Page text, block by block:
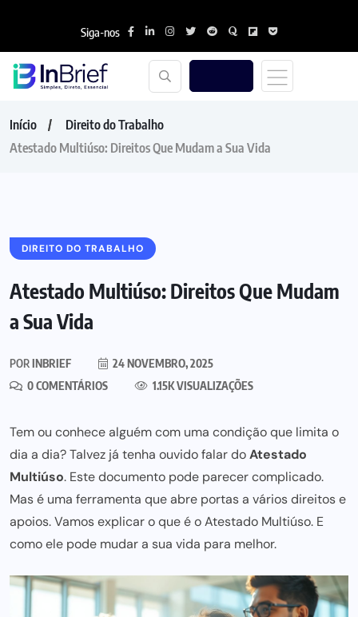
Siga-nos
Início
Direito do Trabalho
Atestado Multiúso: Direitos Que Mudam a Sua Vida
DIREITO DO TRABALHO
Atestado Multiúso: Direitos Que Mudam
a Sua Vida
PORINBRIEF
24 NOVEMBRO, 2025
0 COMENTÁRIOS
1.15K VISUALIZAÇÕES
Tem ou conhece alguém com uma condição que limita o
dia a dia? Talvez já tenha ouvido falar doAtestado
Multiúso. Este documento pode parecer complicado.
Mas é uma ferramenta que abre portas a vários direitos e
apoios. Vamos explicar o que é o Atestado Multiúso. E
como ele pode mudar a sua vida para melhor.